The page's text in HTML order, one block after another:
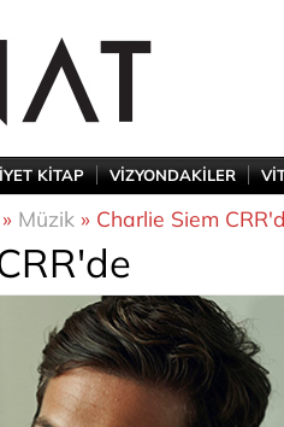
KİTAP VİZYONDAKİLER
Müzik » Charlie Siem